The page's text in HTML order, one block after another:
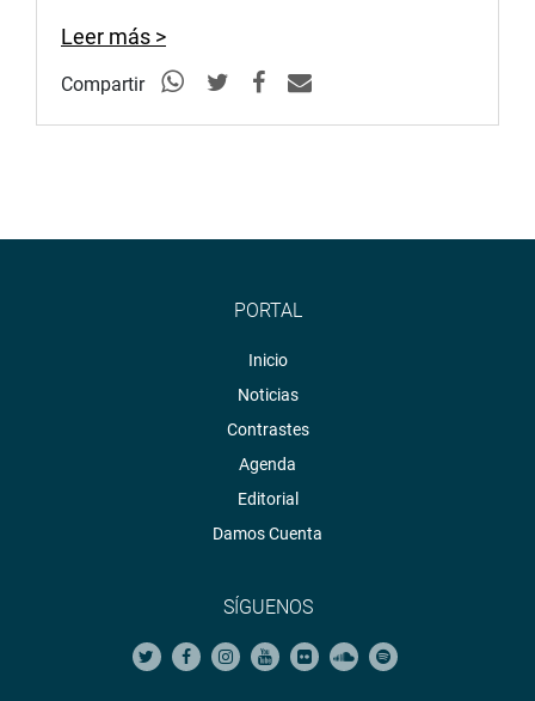
Leer más >
Compartir
PORTAL
Inicio
Noticias
Contrastes
Agenda
Editorial
Damos Cuenta
SÍGUENOS